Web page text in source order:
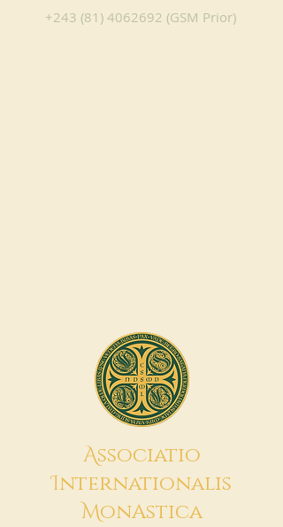
+243 (81) 4062692 (GSM Prior)
Associatio
Internationalis
MonAstica